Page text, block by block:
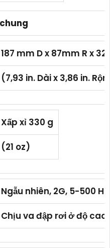
187 mm D x 87mm R x
(7,93 in. Dài x 3,86 in.
Xấp xỉ 330 g
(21 oz)
Ngẫu nhiên, 2G, 5-500 Hz
Chịu va đập rơi ở độ cao